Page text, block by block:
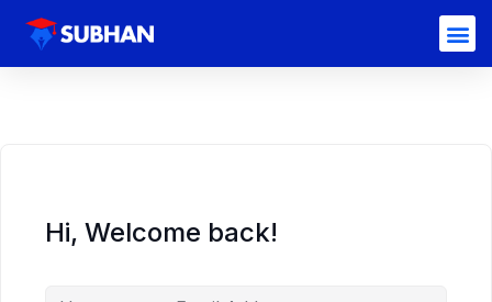
Hi, Welcome back!